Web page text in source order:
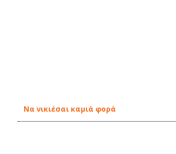
Να νικιέσαι καμιά φορά